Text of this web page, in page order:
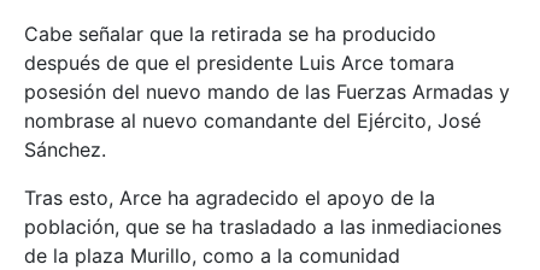
Cabe señalar que la retirada se ha producido
después de que el presidente Luis Arce tomara
posesión del nuevo mando de las Fuerzas Armadas y
nombrase al nuevo comandante del Ejército, José
Sánchez.
Tras esto, Arce ha agradecido el apoyo de la
población, que se ha trasladado a las inmediaciones
de la plaza Murillo, como a la comunidad